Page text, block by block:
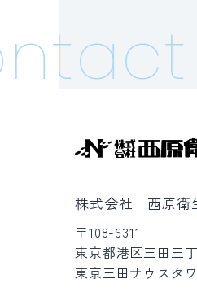
株式会社 西原衛
〒108-6311
東京都港区三田三
東京三田サウスタ